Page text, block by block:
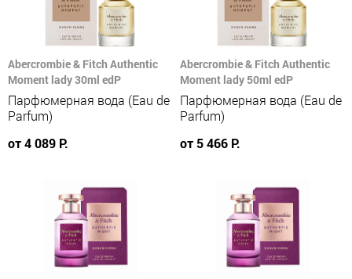
Abercrombie & Fitch Authentic
Moment lady 30ml edP
Парфюмерная вода (Eau de
Parfum)
от 4 089 Р.
Abercrombie & Fitch Authentic
Moment lady 50ml edP
Парфюмерная вода (Eau de
Parfum)
от 5 466 Р.